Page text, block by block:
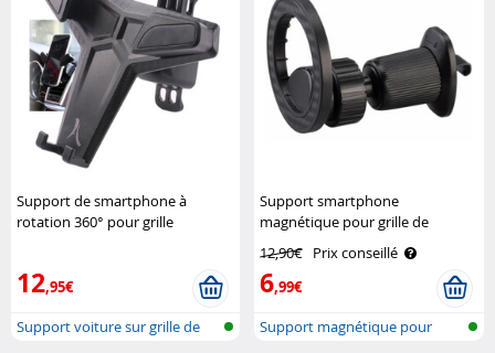
Support de smartphone à
rotation 360° pour grille
12,95€
Support voiture sur grille de
Support smartphone
magnétique pour grille de
12,90€ Prix conseillé
6,99€
Support magnétique pour